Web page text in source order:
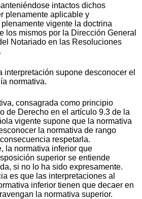
intactos dichos
plenamente aplicable y
vigente la doctrina
los mismos por la Dirección General
Notariado en las Resoluciones
interpretación supone desconocer el
normativa.
consagrada como principio
de Derecho en el artículo 9.3 de la
vigente supone que la normativa
la normativa de rango
respetarla.
la normativa inferior que
superior se entiende
si no lo ha sido expresamente.
es que las interpretaciones al
inferior tienen que decaer en
la normativa superior.